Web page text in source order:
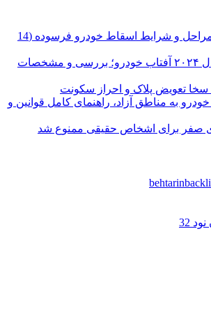
راهنمای کامل مراحل و شرایط اسقاط خودرو فرسوده (14
مزدا CX-30 مدل ۲۰۲۴ آفتاب خودرو؛ بررسی و مشخصات
سخا تعویض پلاک و احراز سکونت
به مناطق آزاد، راهنمای کامل قوانین و
صفر برای اشخاص حقیقی ممنوع شد
32